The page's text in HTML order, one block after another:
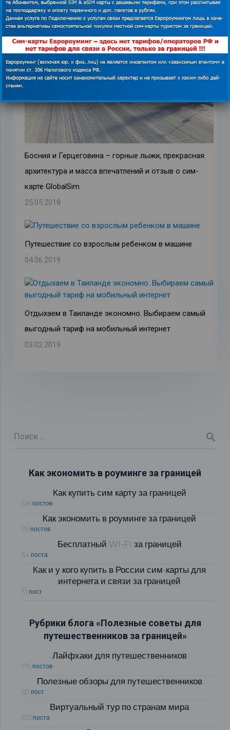
Похожие записи
Босния и Герцеговина – горные лыжи, прекрасная
архитектура и масса впечатлений и отзыв о сим-
карте GlobalSim
25.05.2018
Путешествие со взрослым ребенком в машине
04.06.2019
Отдыхаем в Таиланде экономно. Выбираем самый
выгодный тариф на мобильный интернет
03.02.2019
Как экономить в роуминге за границей
Как купить сим карту за границей
126 постов
Как экономить в роуминге за границей
76 постов
Бесплатный WI-FI за границей
54 поста
Как и у кого купить в России сим-карты для
интернета и связи за границей
51 пост
Рубрики блога «Полезные советы для
путешественников за границей»
Лайфхаки для путешественников
175 постов
Полезные обзоры для путешественников
121 пост
Виртуальный тур по странам мира
103 поста